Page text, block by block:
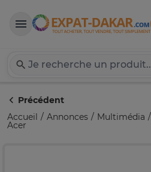
Expat-Dakar
Précédent
Accueil
Annonces Multimédia
Acer